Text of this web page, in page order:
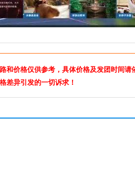
和价格仅供参考，具体价格及发团时间
异引发的一切诉求！